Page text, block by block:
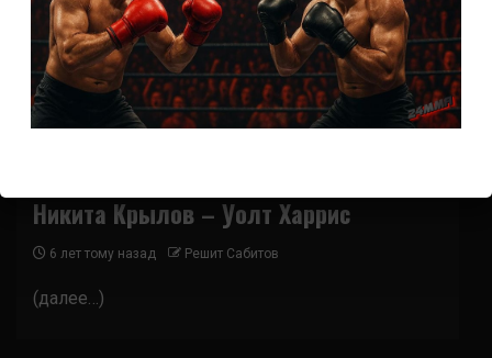
Никита Крылов – Уолт Харрис
6 лет тому назад Решит Сабитов
(далее…)